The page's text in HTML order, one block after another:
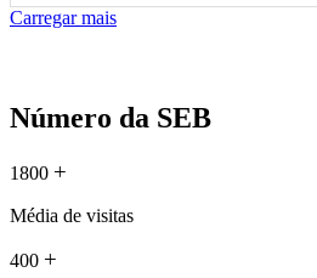
Carregar mais
Número da SEB
1800 +
Média de visitas
400 +